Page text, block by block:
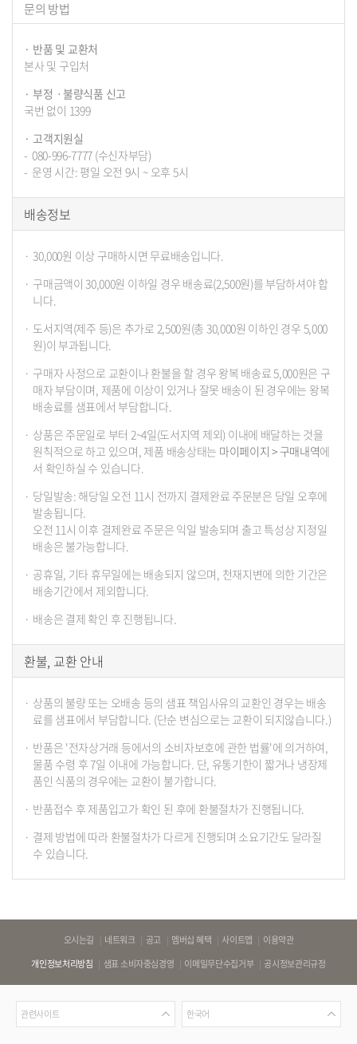
문의 방법
반품 및 교환처
본사 및 구입처
부정ㆍ불량식품 신고
국번 없이 1399
고객지원실
080-996-7777 (수신자부담)
운영 시간: 평일 오전 9시 ~ 오후 5시
배송정보
30,000원 이상 구매하시면 무료배송입니다.
구매금액이 30,000원 이하일 경우 배송료(2,500원)를 부담하셔야 합
니다.
도서지역(제주 등)은 추가로 2,500원(총 30,000원 이하인 경우 5,000
원)이 부과됩니다.
구매자 사정으로 교환이나 환불을 할 경우 왕복 배송료 5,000원은 구
매자 부담이며, 제품에 이상이 있거나 잘못 배송이 된 경우에는 왕복
배송료를 샘표에서 부담합니다.
상품은 주문일로 부터 2~4일(도서지역 제외) 이내에 배달하는 것을
원칙적으로 하고 있으며, 제품 배송상태는 마이페이지 > 구매내역에
서 확인하실 수 있습니다.
당일발송: 해당일 오전 11시 전까지 결제완료 주문분은 당일 오후에
발송됩니다.
오전 11시 이후 결제완료 주문은 익일 발송되며 출고 특성상 지정일
배송은 불가능합니다.
공휴일, 기타 휴무일에는 배송되지 않으며, 천재지변에 의한 기간은
배송기간에서 제외합니다.
배송은 결제 확인 후 진행됩니다.
환불, 교환 안내
상품의 불량 또는 오배송 등의 샘표 책임사유의 교환인 경우는 배송
료를 샘표에서 부담합니다. (단순 변심으로는 교환이 되지않습니다.)
반품은 '전자상거래 등에서의 소비자보호에 관한 법률'에 의거하여,
물품 수령 후 7일 이내에 가능합니다. 단, 유통기한이 짧거나 냉장제
품인 식품의 경우에는 교환이 불가합니다.
반품접수 후 제품입고가 확인 된 후에 환불절차가 진행됩니다.
결제 방법에 따라 환불절차가 다르게 진행되며 소요기간도 달라질
수 있습니다.
오시는길 네트워크 공고 멤버십 혜택 사이트맵
이용약관
개인정보처리방침
샘표 소비자중심경영 이메일무단수집거부 공시정보관리규정
관
련
관련사이트
언
어
한국어